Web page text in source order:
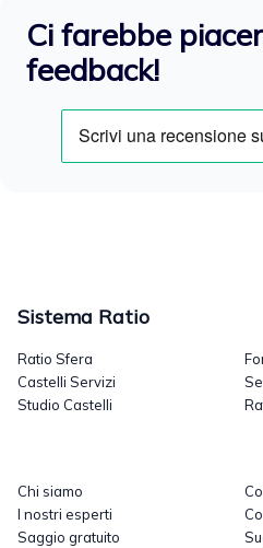
Ci farebbe
feedback!
Sistema Ratio
Ratio Sfera
Castelli Servizi
Studio Castelli
Chi siamo
I nostri esperti
Saggio gratuito